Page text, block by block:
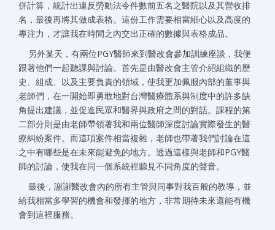
併計算，統計出違反勞動法令件數前五名之醫院以及其營收排
名，最後再將其做成表格。這份工作需要相當細心以及高度的
專注力，才讓我在時間之內交出正確的數據與表格成品。
另外某天，有兩位PGY醫師來到醫改會參加訓練座談，我便
跟著他們一起聽課與討論。首先是由醫改會主管介紹組織的歷
史、組成、以及主要負責的領域，使我更加佩服內部的董事與
老師們，在一開始即勇敢地對台灣醫療體系與制度中的許多缺
角提出建議，並促進民眾和醫界與政府之間的對話。課程的第
二部分則是由老師帶領著我和兩位醫師深度討論實際發生的醫
療糾紛案件。而這項案件相當複雜，老師也帶著我們討論在這
之中有哪些是在未來能避免的地方。透過這樣與老師和PGY醫
師的討論，使我在同一個系統裡聽見不同角度的聲音。
最後，謝謝醫改會內的所有主管與同事對我百般的教導，並
給我相當多學習的機會和發揮的地方，非常期待未來還能有機
會到這裡服務。